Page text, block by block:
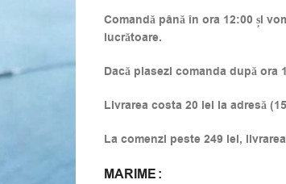
Comandă până în ora 12:00 și
lucrătoare.
Dacă plasezi comanda după ora
Livrarea costa 20 lei la adresă
La comenzi peste 249 lei,
MARIME
Alternative: